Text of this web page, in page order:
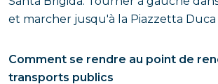
et marcher jusqu'à la Piazzetta Duca
Comment se rendre au point de
transports publics